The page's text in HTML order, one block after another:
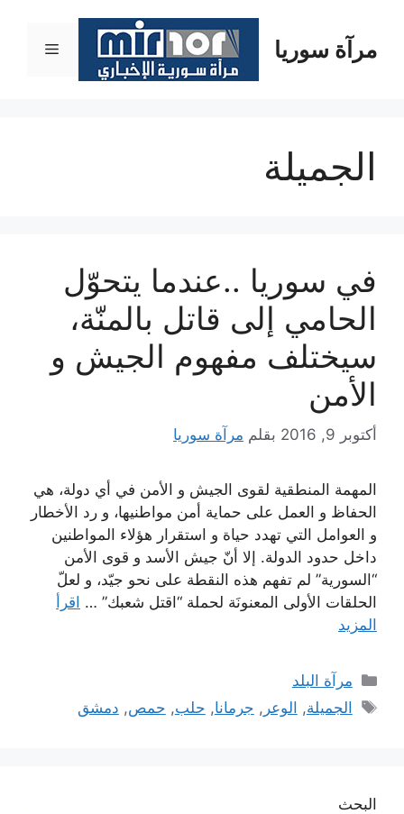
المحتوىمرآة سوريا القائمة
الجميلة
في سوريا ..عندما يتحوّل
الحامي إلى قاتل بالمنّة،
سيختلف مفهوم الجيش و
الأمن
أكتوبر 9, 2016 بقلم مرآة سوريا
المهمة المنطقية لقوى الجيش و الأمن في أي دولة، هي
الحفاظ و العمل على حماية أمن مواطنيها، و رد الأخطار
و العوامل التي تهدد حياة و استقرار هؤلاء المواطنين
داخل حدود الدولة. إلا أنّ جيش الأسد و قوى الأمن
“السورية” لم تفهم هذه النقطة على نحو جيّد، و لعلّ
الحلقات الأولى المعنونَة لحملة “اقتل شعبك” … اقرأ
المزيد
التصنيفات
مرآة البلد
الوسوم
الجميلة, الوعر , جرمانا, حلب, حمص, دمشق
البحث